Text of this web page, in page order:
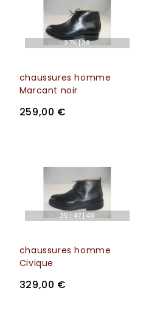
37½ 38
chaussures homme
Marcant noir
259,00 €
35 47 48
chaussures homme
Civique
329,00 €